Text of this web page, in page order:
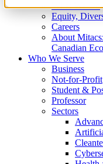
What We Do
Equity,
Careers
About
Canadian
Who We Serve
Business
Not-for-Profit
Student &
Professor
Sectors